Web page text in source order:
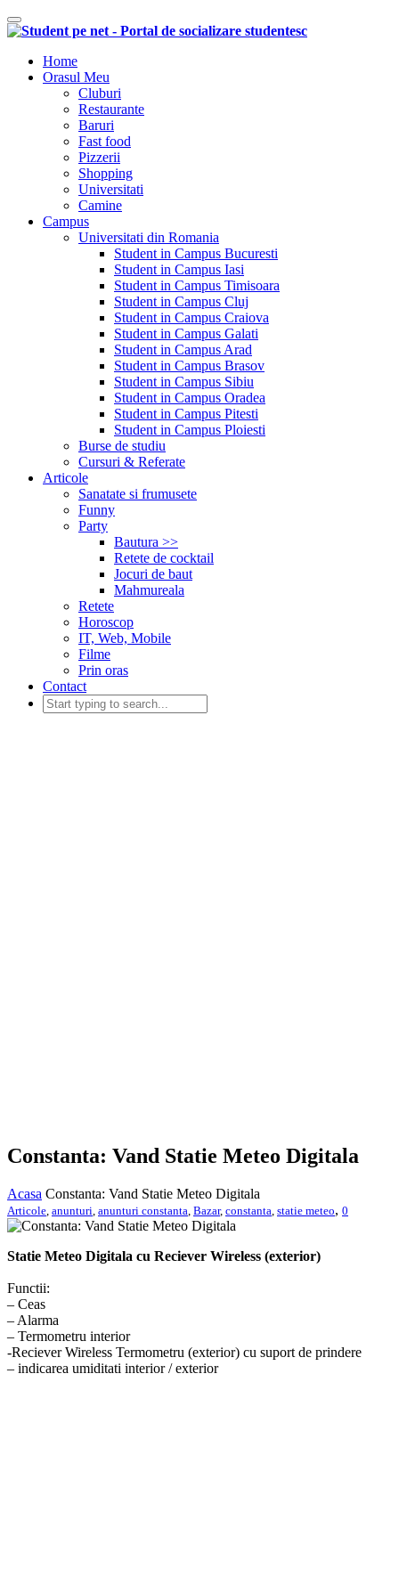
Comutare navigare
Home
Orasul Meu
Cluburi
Restaurante
Baruri
Fast food
Pizzerii
Shopping
Universitati
Camine
Campus
Universitati din Romania
Student in Campus Bucuresti
Student in Campus Iasi
Student in Campus Timisoara
Student in Campus Cluj
Student in Campus Craiova
Student in Campus Galati
Student in Campus Arad
Student in Campus Brasov
Student in Campus Sibiu
Student in Campus Oradea
Student in Campus Pitesti
Student in Campus Ploiesti
Burse de studiu
Cursuri & Referate
Articole
Sanatate si frumusete
Funny
Party
Bautura >>
Retete de cocktail
Jocuri de baut
Mahmureala
Retete
Horoscop
IT, Web, Mobile
Filme
Prin oras
Contact
Constanta: Vand Statie Meteo Digitala
Acasa Constanta: Vand Statie Meteo Digitala
Articole anunturi anunturi constanta Bazar, constanta statie meteo, 0
Statie Meteo Digitala cu Reciever Wireless (exterior)
Functii:
– Ceas
– Alarma
– Termometru interior
-Reciever Wireless Termometru (exterior) cu suport de prindere
– indicarea umiditati interior / exterior